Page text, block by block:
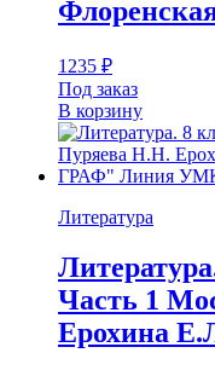
1235 ₽
Под заказ
В корзину
Литература
Часть 1
Ерохина